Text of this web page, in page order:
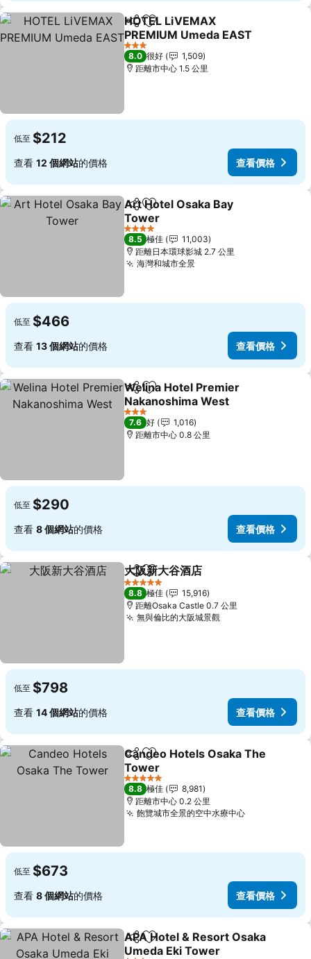
分享 放到收藏夾
HOTEL LiVEMAX
PREMIUM Umeda EAST
查看價格
3 星級
8.0 很好
1,509
距離市中心 1.5 公里
低至 $212
查看 12 個網站的價格 查看價格
分享 放到收藏夾
Art Hotel Osaka Bay
Tower
查看價格
4 星級
8.5 極佳
11,003
距離日本環球影城 2.7 公里
海灣和城市全景查看價格
低至 $466
查看 13 個網站的價格 查看價格
分享 放到收藏夾
Welina Hotel Premier
Nakanoshima West
查看價格
3 星級
7.6 好
1,016
距離市中心 0.8 公里
低至 $290
查看 8 個網站的價格 查看價格
分享 放到收藏夾
大阪新大谷酒店
5 星級
8.8 極佳
15,916
距離Osaka Castle 0.7 公里
無與倫比的大阪城景觀查看價格
低至 $798
查看 14 個網站的價格 查看價格
分享 放到收藏夾
Candeo Hotels Osaka The
Tower
查看價格
5 星級
8.8 極佳
8,981
距離市中心 0.2 公里
飽覽城市全景的空中水療中心查看價格
低至 $673
查看 8 個網站的價格 查看價格
分享 放到收藏夾
APA Hotel & Resort Osaka
Umeda Eki Tower